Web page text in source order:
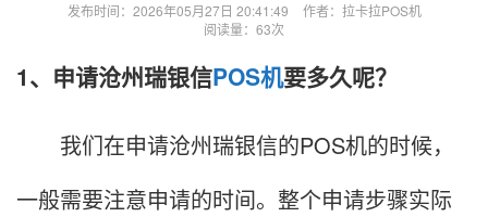
发布时间：2026年05月27日 20:41:49
作者：拉卡拉POS机
阅读量：63次
1、申请沧州瑞银信POS机要多久呢？
我们在申请沧州瑞银信的POS机的时候，
一般需要注意申请的时间。整个申请步骤实际